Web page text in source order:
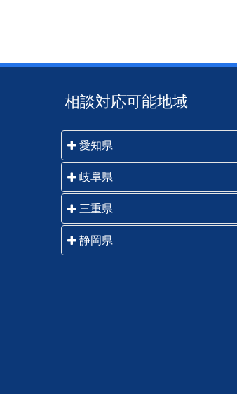
相談対応可能地域
愛知県
名古屋市・一宮市・瀬戸市・春日
井市・犬山市・江南市・小牧市・
稲沢市・尾張旭市・岩倉市・豊明
市・日進市・清須市・北名古屋
市・長久手市・津島市・愛西市・
岐阜県
岐阜市・羽島市・各務原市・山県
市・瑞穂市・本巣市・大垣市・海
津市・関市・美濃市・美濃加茂
三重県
桑名市・いなべ市・四日市市・鈴
鹿市・亀山市・津市・松阪市・伊
静岡県